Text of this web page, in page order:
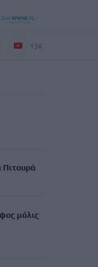
13K
Πιτουρά
μόλις